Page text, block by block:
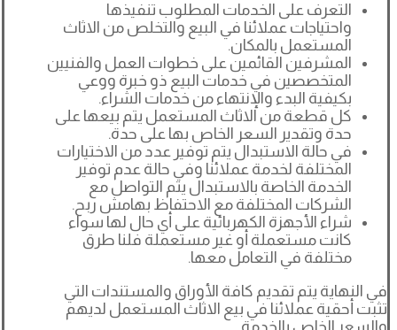
التعرف على الخدمات المطلوب تنفيذها
واحتياجات عملائنا في البيع والتخلص من الاثاث
المستعمل بالمكان.
المشرفين القائمين على خطوات العمل والفنيين
المتخصصين في خدمات البيع ذو خبرة ووعي
بكيفية البدء والإنتهاء من خدمات الشراء.
كل قطعة من الاثاث المستعمل يتم بيعها على
حدة وتقدير السعر الخاص بها على حدة.
في حالة الاستبدال يتم توفير عدد من الاختيارات
المختلفة لخدمة عملائنا وفي حالة عدم توفير
الخدمة الخاصة بالاستبدال يتم التواصل مع
الشركات المختلفة مع الاحتفاظ بهامش ربح.
شراء الأجهزة الكهربائية على أي حال لها سواء
كانت مستعملة أو غير مستعملة فلنا طرق
مختلفة في التعامل معها.
في النهاية يتم تقديم كافة الأوراق والمستندات التي
تثبت أحقية عملائنا في بيع الاثاث المستعمل لديهم